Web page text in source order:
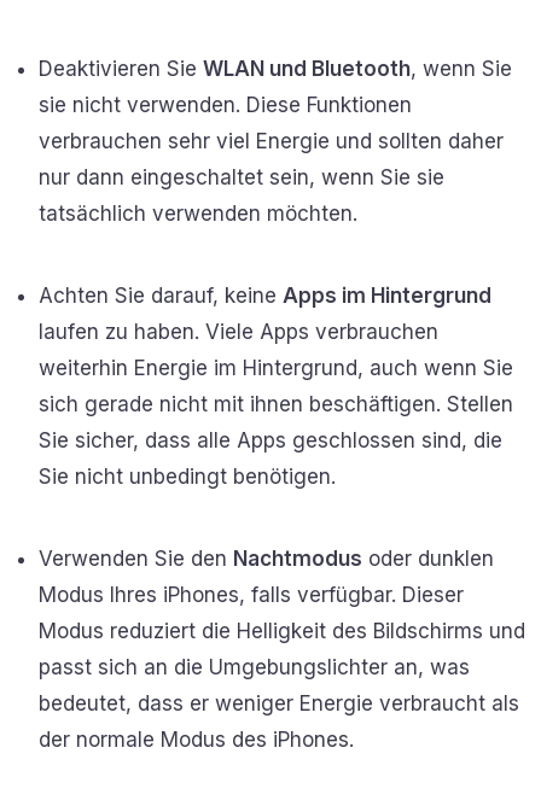
Deaktivieren Sie WLAN und Bluetooth, wenn Sie
sie nicht verwenden. Diese Funktionen
verbrauchen sehr viel Energie und sollten daher
nur dann eingeschaltet sein, wenn Sie sie
tatsächlich verwenden möchten.
Achten Sie darauf, keine Apps im Hintergrund
laufen zu haben. Viele Apps verbrauchen
weiterhin Energie im Hintergrund, auch wenn Sie
sich gerade nicht mit ihnen beschäftigen. Stellen
Sie sicher, dass alle Apps geschlossen sind, die
Sie nicht unbedingt benötigen.
Verwenden Sie den Nachtmodus oder dunklen
Modus Ihres iPhones, falls verfügbar. Dieser
Modus reduziert die Helligkeit des Bildschirms und
passt sich an die Umgebungslichter an, was
bedeutet, dass er weniger Energie verbraucht als
der normale Modus des iPhones.